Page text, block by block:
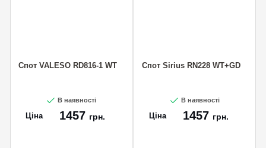
Спот VALESO RD816-1 WT
В наявності
Ціна 1457 грн.
Спот Sirius RN228 WT+GD
В наявності
Ціна 1457 грн.